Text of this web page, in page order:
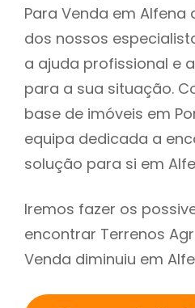
Para Venda em
dos nossos
a ajuda profissional e
para a sua situação.
base de imóveis em
equipa dedicada a
solução para si em
Iremos fazer os
encontrar Terrenos
Venda diminuiu em